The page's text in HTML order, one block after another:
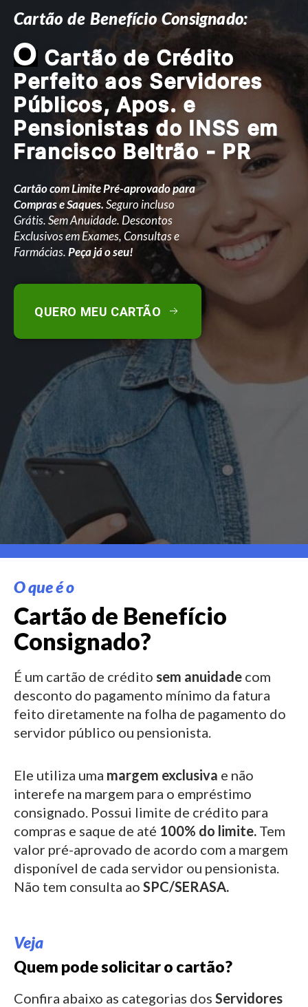
Cartão de Benefício Consignado:
O Cartão de Crédito
Perfeito aos Servidores
Públicos, Apos. e
Pensionistas do INSS em
Francisco Beltrão - PR
Cartão com Limite Pré-aprovado para
Compras e Saques.Seguro incluso
Grátis. Sem Anuidade. Descontos
Exclusivos em Exames, Consultas e
Farmácias.Peça já o seu!
QUERO MEU CARTÃO
O que é o
Cartão de Benefício
Consignado?
É um cartão de crédito sem anuidade com
desconto do pagamento mínimo da fatura
feito diretamente na folha de pagamento do
servidor público ou pensionista.
Ele utiliza uma margem exclusiva e não
interefe na margem para o empréstimo
consignado. Possui limite de crédito para
compras e saque de até 100% do limite. Tem
valor pré-aprovado de acordo com a margem
disponível de cada servidor ou pensionista.
Não tem consulta ao SPC/SERASA.
Veja
Quem pode solicitar o cartão?
Confira abaixo as categorias dos Servidores